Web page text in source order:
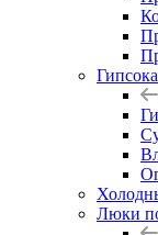
Люки